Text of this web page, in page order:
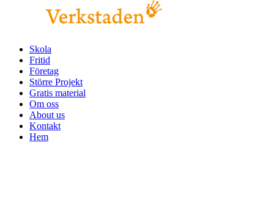
Skola
Fritid
Företag
Större Projekt
Gratis material
Om oss
About us
Kontakt
Hem